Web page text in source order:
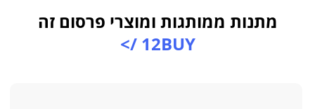
מתנות ממותגות ומוצרי פרסום זה
12BUY />